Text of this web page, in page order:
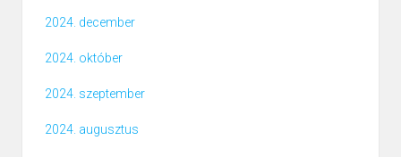
2024. december
2024. október
2024. szeptember
2024. augusztus